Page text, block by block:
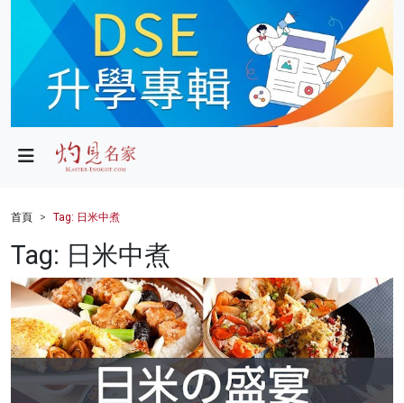
政局
財經
健康
商業
科技
影片
首頁 Tag: 日米中煮
Tag: 日米中煮